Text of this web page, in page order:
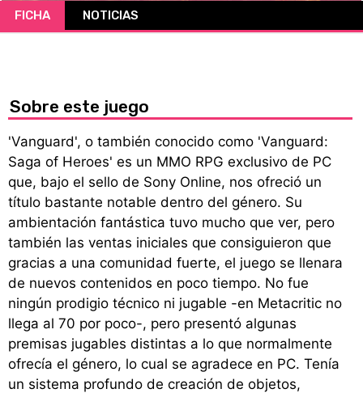
FICHA NOTICIAS
Sobre este juego
'Vanguard', o también conocido como 'Vanguard:
Saga of Heroes' es un MMO RPG exclusivo de PC
que, bajo el sello de Sony Online, nos ofreció un
título bastante notable dentro del género. Su
ambientación fantástica tuvo mucho que ver, pero
también las ventas iniciales que consiguieron que
gracias a una comunidad fuerte, el juego se llenara
de nuevos contenidos en poco tiempo. No fue
ningún prodigio técnico ni jugable -en Metacritic no
llega al 70 por poco-, pero presentó algunas
premisas jugables distintas a lo que normalmente
ofrecía el género, lo cual se agradece en PC. Tenía
un sistema profundo de creación de objetos,